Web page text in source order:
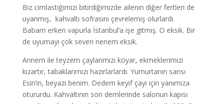
Biz cimlastiğimizi bitirdiğimizde ailenin diğer fertleri de
uyanmış, kahvaltı sofrasını çevrelemiş olurlardı.
Babam erken vapurla İstanbul’a işe gitmiş. O eksik. Bir
de uyumayı çok seven nenem eksik.
Annem ile teyzem çaylarımızı koyar, ekmeklerimizi
kızartır, tabaklarımızı hazırlarlardı. Yumurtanın sarısı
Esin’in, beyazı benim. Dedem keyif çayı için yanımıza
otururdu. Kahvaltının son demlerinde salonun kapısı